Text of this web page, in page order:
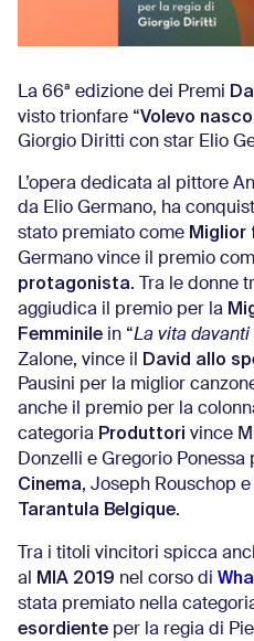
La 66ª edizione dei Premi
visto trionfare “Volevo
Giorgio Diritti con star Elio
L’opera dedicata al pittore
da Elio Germano, ha
stato premiato come Miglior
Germano vince il premio
protagonista. Tra le donne
aggiudica il premio per la
Femminile in “La vita davanti
Zalone, vince il
David allo
Pausini per la miglior
anche il premio per la
categoria Produttori vince
Donzelli e Gregorio Ponessa
Cinema, Joseph Rouschop
Tarantula Belgique.
Tra i titoli vincitori spicca
al MIA 2019 nel corso di
stata premiato nella
esordiente per la regia di